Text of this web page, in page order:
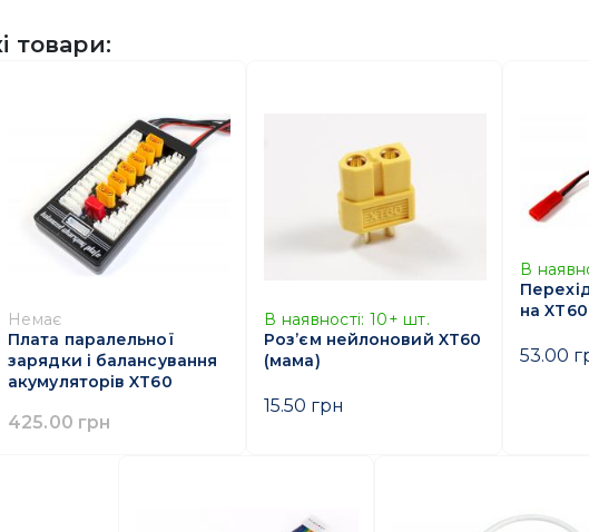
товари:
Немає
Плата паралельної
зарядки і балансування
акумуляторів XT60
425.00 грн
В наявності: 10+ шт.
Роз’єм нейлоновий XT60
(мама)
15.50 грн
В
на
53.00